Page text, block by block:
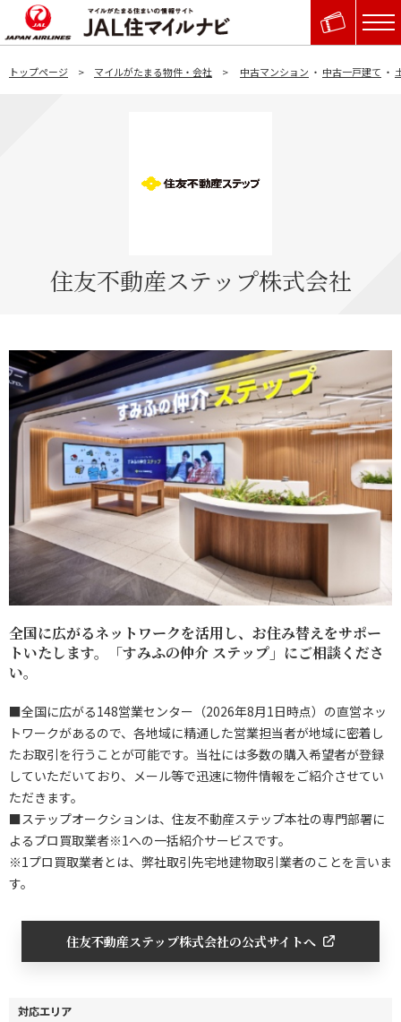
トップページ マイルがたまる物件・会社 中古マンション ・ 中古一戸建て ・
住友不動産ステップ株式会社
全国に広がるネットワークを活用し、お住み替えをサポー
トいたします。「すみふの仲介 ステップ」にご相談くださ
い。
■全国に広がる148営業センター（2026年8月1日時点）の直営ネッ
トワークがあるので、各地域に精通した営業担当者が地域に密着し
たお取引を行うことが可能です。当社には多数の購入希望者が登録
していただいており、メール等で迅速に物件情報をご紹介させてい
ただきます。
■ステップオークションは、住友不動産ステップ本社の専門部署に
よるプロ買取業者※1への一括紹介サービスです。
※1プロ買取業者とは、弊社取引先宅地建物取引業者のことを言いま
す。
住友不動産ステップ株式会社の公式サイトへ
対応エリア